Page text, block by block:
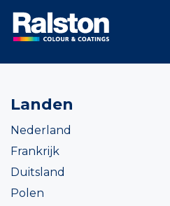
Landen
Nederland
Frankrijk
Duitsland
Polen